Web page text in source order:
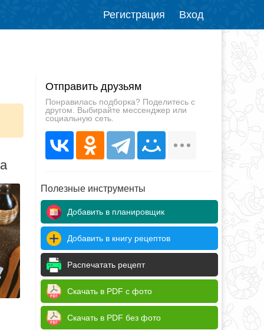
Регистрация Вход
Отправить друзьям
Понравилась подборка? Поделитесь с
другом. Выбирайте мессенджер или
социальную сеть.
Полезные инструменты
Добавить в планировщик
Добавить в книгу рецептов
Распечатать рецепт
Скачать в PDF с фото
Скачать в PDF без фото